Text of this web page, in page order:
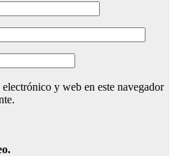
y web en este navegador